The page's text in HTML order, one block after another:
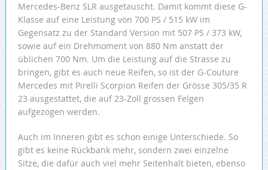
Mercedes-Benz SLR ausgetauscht. Damit kommt diese G-
Klasse auf eine Leistung von 700 PS / 515 kW im
Gegensatz zu der Standard Version mit 507 PS / 373 kW,
sowie auf ein Drehmoment von 880 Nm anstatt der
üblichen 700 Nm. Um die Leistung auf die Strasse zu
bringen, gibt es auch neue Reifen, so ist der G-Couture
Mercedes mit Pirelli Scorpion Reifen der Grösse 305/35 R
23 ausgestattet, die auf 23-Zoll grossen Felgen
aufgezogen werden.
Auch im Inneren gibt es schon einige Unterschiede. So
gibt es keine Rückbank mehr, sondern zwei einzelne
Sitze, die dafür auch viel mehr Seitenhalt bieten, ebenso